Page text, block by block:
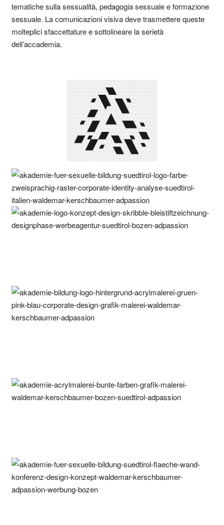
tematiche sulla sessualità, pedagogia sessuale e formazione
sessuale. La comunicazioni visiva deve trasmettere queste
molteplici sfaccettature e sottolineare la serietà
dell’accademia.